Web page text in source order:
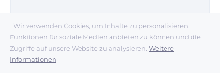
Wir verwenden Cookies, um Inhalte zu personalisieren,
Funktionen für soziale Medien anbieten zu können und die
Zugriffe auf unsere Website zu analysieren. Weitere
Informationen
$color-silv-mid